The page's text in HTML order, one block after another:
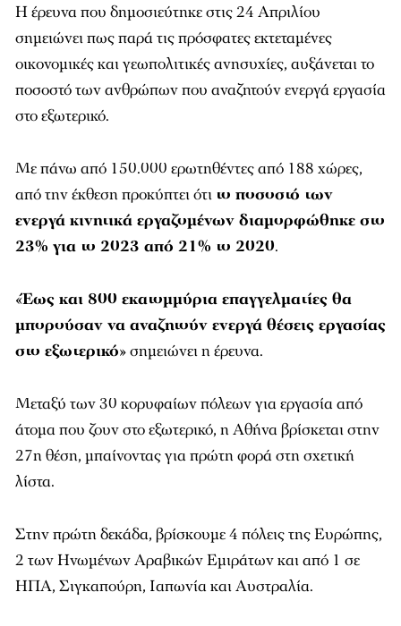
Η έρευνα που δημοσιεύτηκε στις 24 Απριλίου
σημειώνει πως παρά τις πρόσφατες εκτεταμένες
οικονομικές και γεωπολιτικές ανησυχίες, αυξάνεται το
ποσοστό των ανθρώπων που αναζητούν ενεργά εργασία
στο εξωτερικό.
Με πάνω από 150.000 ερωτηθέντες από 188 χώρες,
από την έκθεση προκύπτει ότι το ποσοστό των
ενεργά κινητικά εργαζομένων διαμορφώθηκε στο
23% για το 2023 από 21% το 2020.
«Έως και 800 εκατομμύρια επαγγελματίες θα
μπορούσαν να αναζητούν ενεργά θέσεις εργασίας
στο εξωτερικό» σημειώνει η έρευνα.
Μεταξύ των 30 κορυφαίων πόλεων για εργασία από
άτομα που ζουν στο εξωτερικό, η Αθήνα βρίσκεται στην
27η θέση, μπαίνοντας για πρώτη φορά στη σχετική
λίστα.
Στην πρώτη δεκάδα, βρίσκουμε 4 πόλεις της Ευρώπης,
2 των Ηνωμένων Αραβικών Εμιράτων και από 1 σε
ΗΠΑ, Σιγκαπούρη, Ιαπωνία και Αυστραλία.